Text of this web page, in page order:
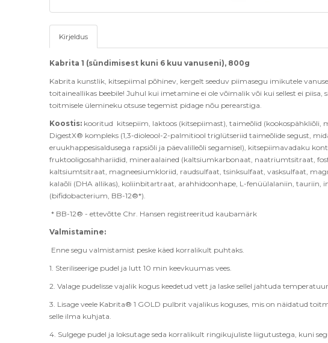
Kirjeldus
Kabrita 1 (sündimisest kuni 6 kuu vanuseni), 800g
Kabrita kunstlik, kitsepiimal põhinev, kergelt seeduv piimasegu imikutele
toitaineallikas beebile! Juhul kui imetamine ei ole võimalik või kui sellest ei piisa,
toitmisele ülemineku otsuse tegemist pidage nõu perearstiga.
Koostis: kooritud kitsepiim, laktoos (kitsepiimast), taimeõlid (kookospähkliõli,
DigestX® kompleks (1,3-dioleool-2-palmitiool triglütseriid taimeõlide segust,
eruukhappesisaldusega rapsiõli ja päevalilleõli segamisel), kitsepiimavadaku
fruktooligosahhariidid, mineraalained (kaltsiumkarbonaat, naatriumtsitraat,
kaltsiumtsitraat, magneesiumkloriid, raudsulfaat, tsinksulfaat, vasksulfaat,
kalaõli (DHA allikas), koliinbitartraat, arahhidoonhape, L-fenüülalaniin, tauriin,
(bifidobacterium, BB-12®*).
* BB-12® - ettevõtte Chr. Hansen registreeritud kaubamärk
Valmistamine:
Enne segu valmistamist peske käed korralikult puhtaks.
1. Steriliseerige pudel ja lutt 10 min keevkuumas vees.
2. Valage pudelisse vajalik kogus keedetud vett ja laske sellel jahtuda
3. Lisage veele Kabrita® 1 GOLD pulbrit vajalikus koguses, mis on näidatud
selle ilma kuhjata.
4. Sulgege pudel ja loksutage seda korralikult ringikujuliste liigutustega, kuni